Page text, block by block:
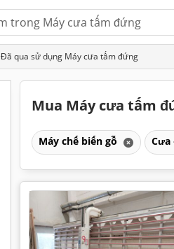
Đã qua sử dụng Máy cưa tấm đứng
Mua Máy cưa tấm
Máy chế biến gỗ Cưa